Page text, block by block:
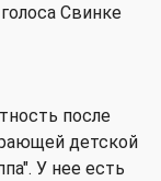
Свинке
после
детской
У нее есть